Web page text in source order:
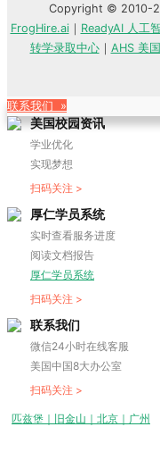
Copyright © 2010-
FrogHire.ai｜ ReadyAI 人工
转学录取中心｜ AHS 美
联系我们 »
美国校园资讯
学业优化
实现梦想
扫码关注 >
厚仁学员系统
实时查看服务进度
阅读文档报告
厚仁学员系统
扫码关注 >
联系我们
微信24小时在线客服
美国中国8大办公室
扫码关注 >
匹兹堡｜旧金山｜北京｜广州